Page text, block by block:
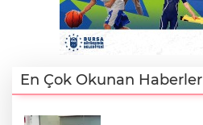
En Çok Okunan Haberler